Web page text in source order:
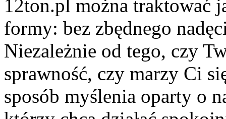
12ton.pl można traktować
formy: bez zbędnego
Niezależnie od tego, czy
sprawność, czy marzy Ci
sposób myślenia oparty o